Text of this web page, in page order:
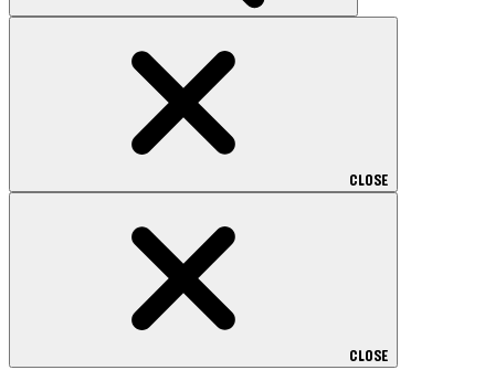
CLOSE
CLOSE